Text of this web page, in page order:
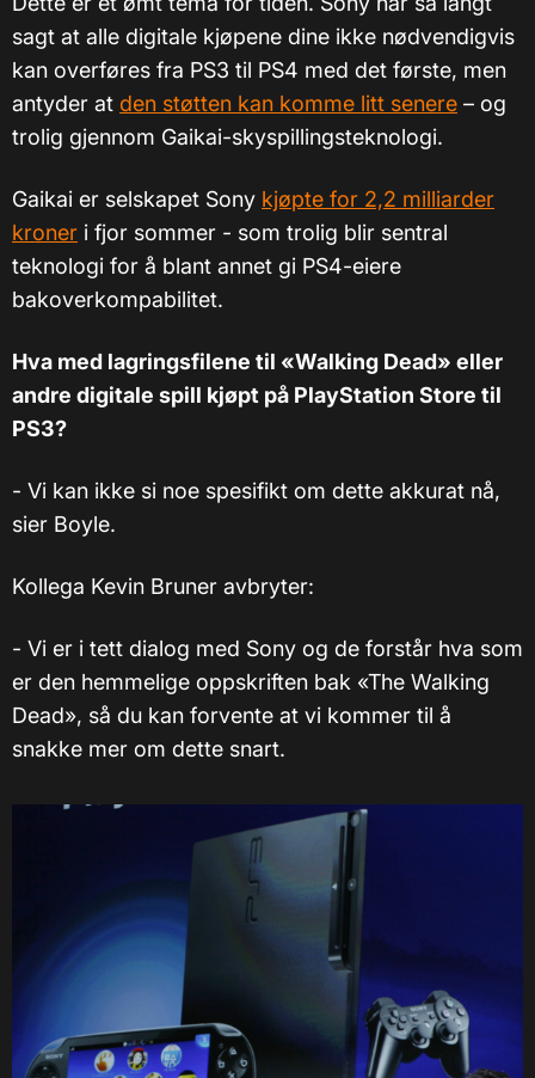
sagt at alle digitale kjøpene dine ikke nødvendigvis
kan overføres fra PS3 til PS4 med det første, men
antyder at den støtten kan komme litt senere – og
trolig gjennom Gaikai-skyspillingsteknologi.
Gaikai er selskapet Sony kjøpte for 2,2 milliarder
kroner i fjor sommer - som trolig blir sentral
teknologi for å blant annet gi PS4-eiere
bakoverkompabilitet.
Hva med lagringsfilene til «Walking Dead» eller
andre digitale spill kjøpt på PlayStation Store til
PS3?
- Vi kan ikke si noe spesifikt om dette akkurat nå,
sier Boyle.
Kollega Kevin Bruner avbryter:
- Vi er i tett dialog med Sony og de forstår hva som
er den hemmelige oppskriften bak «The Walking
Dead», så du kan forvente at vi kommer til å
snakke mer om dette snart.